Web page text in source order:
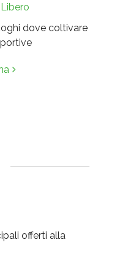
dove coltivare
offerti alla